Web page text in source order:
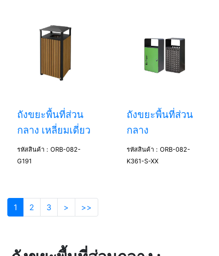
ถังขยะพื้นที่ส่วน
กลาง เหลี่ยมเดี่ยว
รหัสสินค้า : ORB-082-
G191
ถังขยะพื้นที่ส่วน
กลาง
รหัสสินค้า : ORB-082-
K361-S-XX
1 2 3 > >>